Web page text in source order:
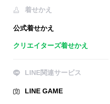
着せかえ
公式着せかえ
クリエイターズ着せかえ
LINE関連サービス
LINE GAME